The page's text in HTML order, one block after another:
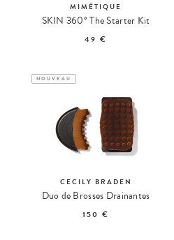
MIMÉTIQUE
SKIN 360° The Starter Kit
49 €
NOUVEAU
CECILY BRADEN
Duo de Brosses Drainantes
150 €